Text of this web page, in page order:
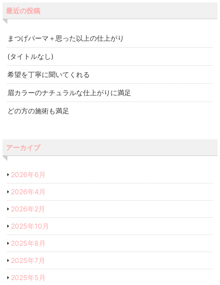
最近の投稿
まつげパーマ＋思った以上の仕上がり
(タイトルなし)
希望を丁寧に聞いてくれる
眉カラーのナチュラルな仕上がりに満足
どの方の施術も満足
アーカイブ
2026年6月
2026年4月
2026年2月
2025年10月
2025年8月
2025年7月
2025年5月